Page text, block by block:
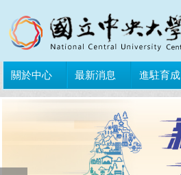
關於中心 最新消息 進駐育成